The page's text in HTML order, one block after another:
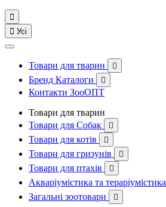

 Усі
Товари для тварин 
Бренд Каталоги 
Контакти ЗооОПТ
Товари для тварин
Товари для Собак

Товари для котів 
Товари для гризунів 
Товари для птахів 
Акваріумістика та тераріумістика
Загальні зоотовари 